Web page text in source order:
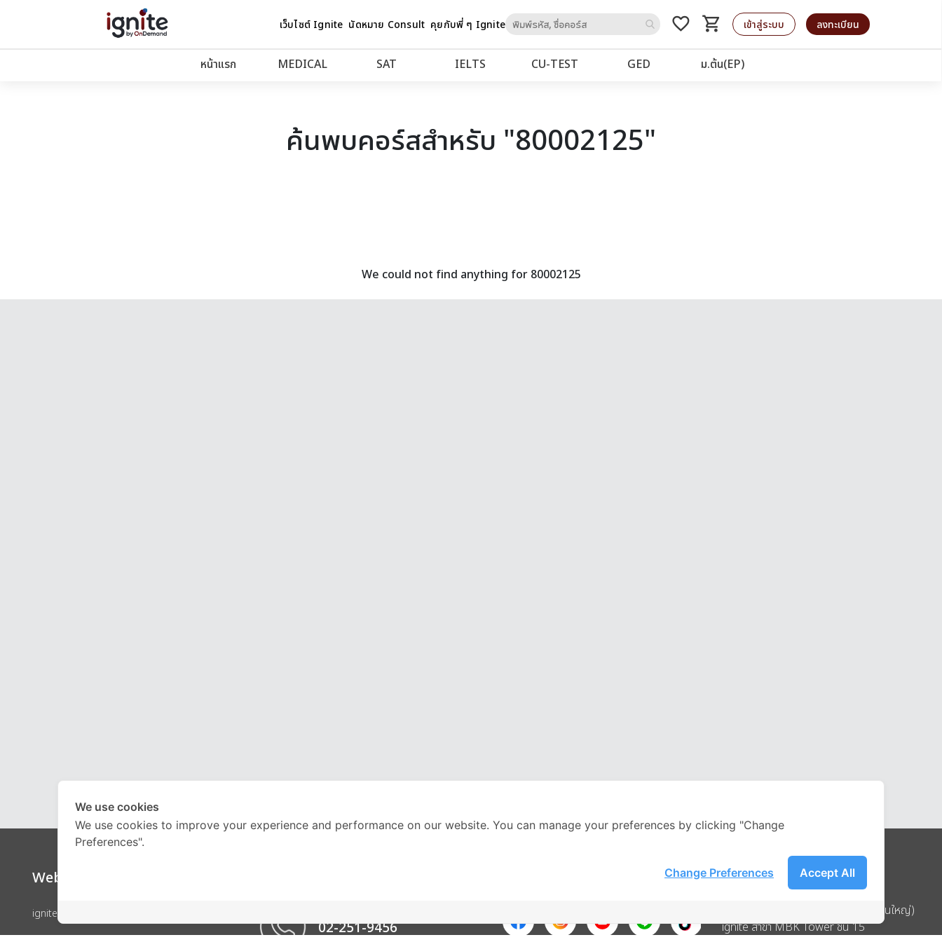
เว็บไซต์ Ignite นัดหมาย Consult คุยกับพี่ ๆ Igniteto
favorite_border shopping_cart
รถเข็น เข้าสู่ระบบ ลงทะเบียน
หน้าแรก MEDICAL SAT IELTS CU‑TEST GED ม.ต้น(EP)
ค้นพบคอร์สสำหรับ "80002125"
We could not find anything for 80002125
Website
ignite by OnDemand
02-251-9456
Address
บริษัท อิกไนท์ เอ สตาร์ จำกัด (สำนักงานใหญ่)
ignite สาขา MBK Tower ชั้น 15
We use cookies
We use cookies to improve your experience and performance on our website. You can manage your preferences by clicking "Change
Preferences".
Accept All
Change Preferences